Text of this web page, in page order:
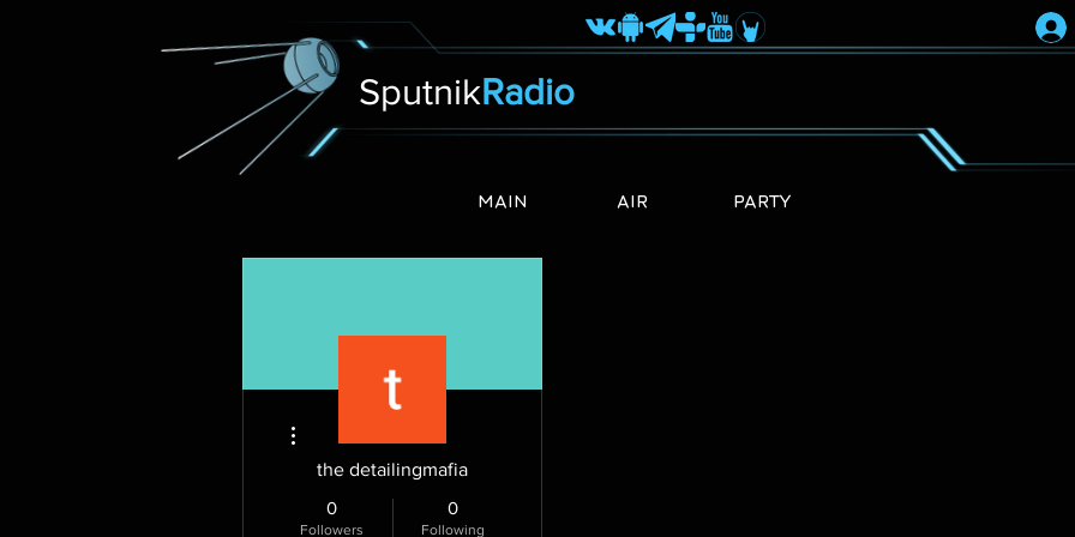
MAIN AIR PARTY
SputnikRadio
the detailingmafia
0
Followers
0
Following